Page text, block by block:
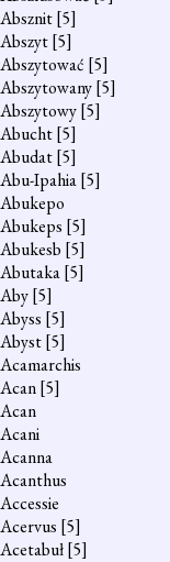
Absznit[5]
Abszyt[5]
Abszytować [5]
Abszytowany[5]
Abszytowy[5]
Abucht[5]
Abudat[5]
Abu-Ipahia[5]
Abukepo
Abukeps [5]
Abukesb [5]
Abutaka[5]
Aby[5]
Abyss [5]
Abyst[5]
Acamarchis
Acan[5]
Acan
Acani
Acanna
Acanthus
Accessie
Acervus [5]
Acetabuł[5]